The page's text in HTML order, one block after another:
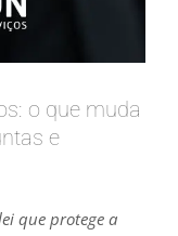
o que muda
e
que protege a